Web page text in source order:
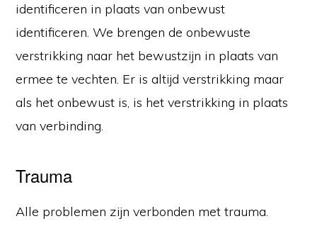
identificeren in plaats van onbewust
identificeren. We brengen de onbewuste
verstrikking naar het bewustzijn in plaats van
ermee te vechten. Er is altijd verstrikking maar
als het onbewust is, is het verstrikking in plaats
van verbinding.
Trauma
Alle problemen zijn verbonden met trauma.